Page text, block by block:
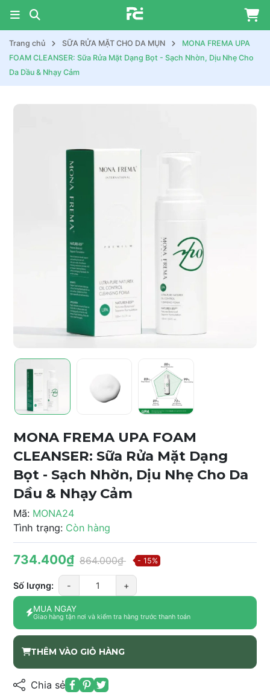
Trang chủ SỮA RỬA MẶT CHO DA MỤN
MONA FREMA UPA
FOAM CLEANSER: Sữa Rửa Mặt Dạng Bọt - Sạch Nhờn, Dịu Nhẹ Cho
Da Dầu & Nhạy Cảm
MONA FREMA UPA FOAM
CLEANSER: Sữa Rửa Mặt Dạng
Bọt - Sạch Nhờn, Dịu Nhẹ Cho Da
Dầu & Nhạy Cảm
Mã: MONA24
Tình trạng: Còn hàng
734.400₫ 864.000₫ - 15%
Số lượng: - +
MUA NGAY
Giao hàng tận nơi và kiểm tra hàng trước thanh toán
THÊM VÀO GIỎ HÀNG
Chia sẻ